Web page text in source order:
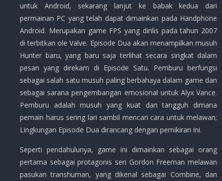
untuk Android, sekarang lanjut ke babak kedua dari
permainan PC yang telah dapat dimainkan pada Handphone
Android. Merupakan game FPS yang dirilis pada tahun 2007
di terbitkan ole Valve. Episode Dua akan menampilkan musuh
Hunter baru, yang baru saja terlihat secara singkat dalam
pesan yang direkam di Episode Satu. Pemburu berfungsi
sebagai salah satu musuh paling berbahaya dalam game dan
sebagai sarana pengembangan emosional untuk Alyx Vance.
Pemburu adalah musuh yang kuat dan tangguh dimana
pemain harus sering lari sambil mencari cara untuk melawan;
Lingkungan Episode Dua dirancang dengan pemikiran ini.
Seperti pendahulunya, game ini dimainkan sebagai orang
pertama sebagai protagonis seri Gordon Freeman melawan
pasukan transhuman, yang dikenal sebagai Combine, dan